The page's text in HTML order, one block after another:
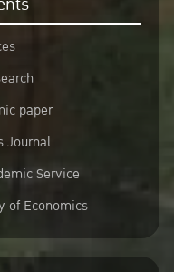
paper
Journal
Service
of Economics